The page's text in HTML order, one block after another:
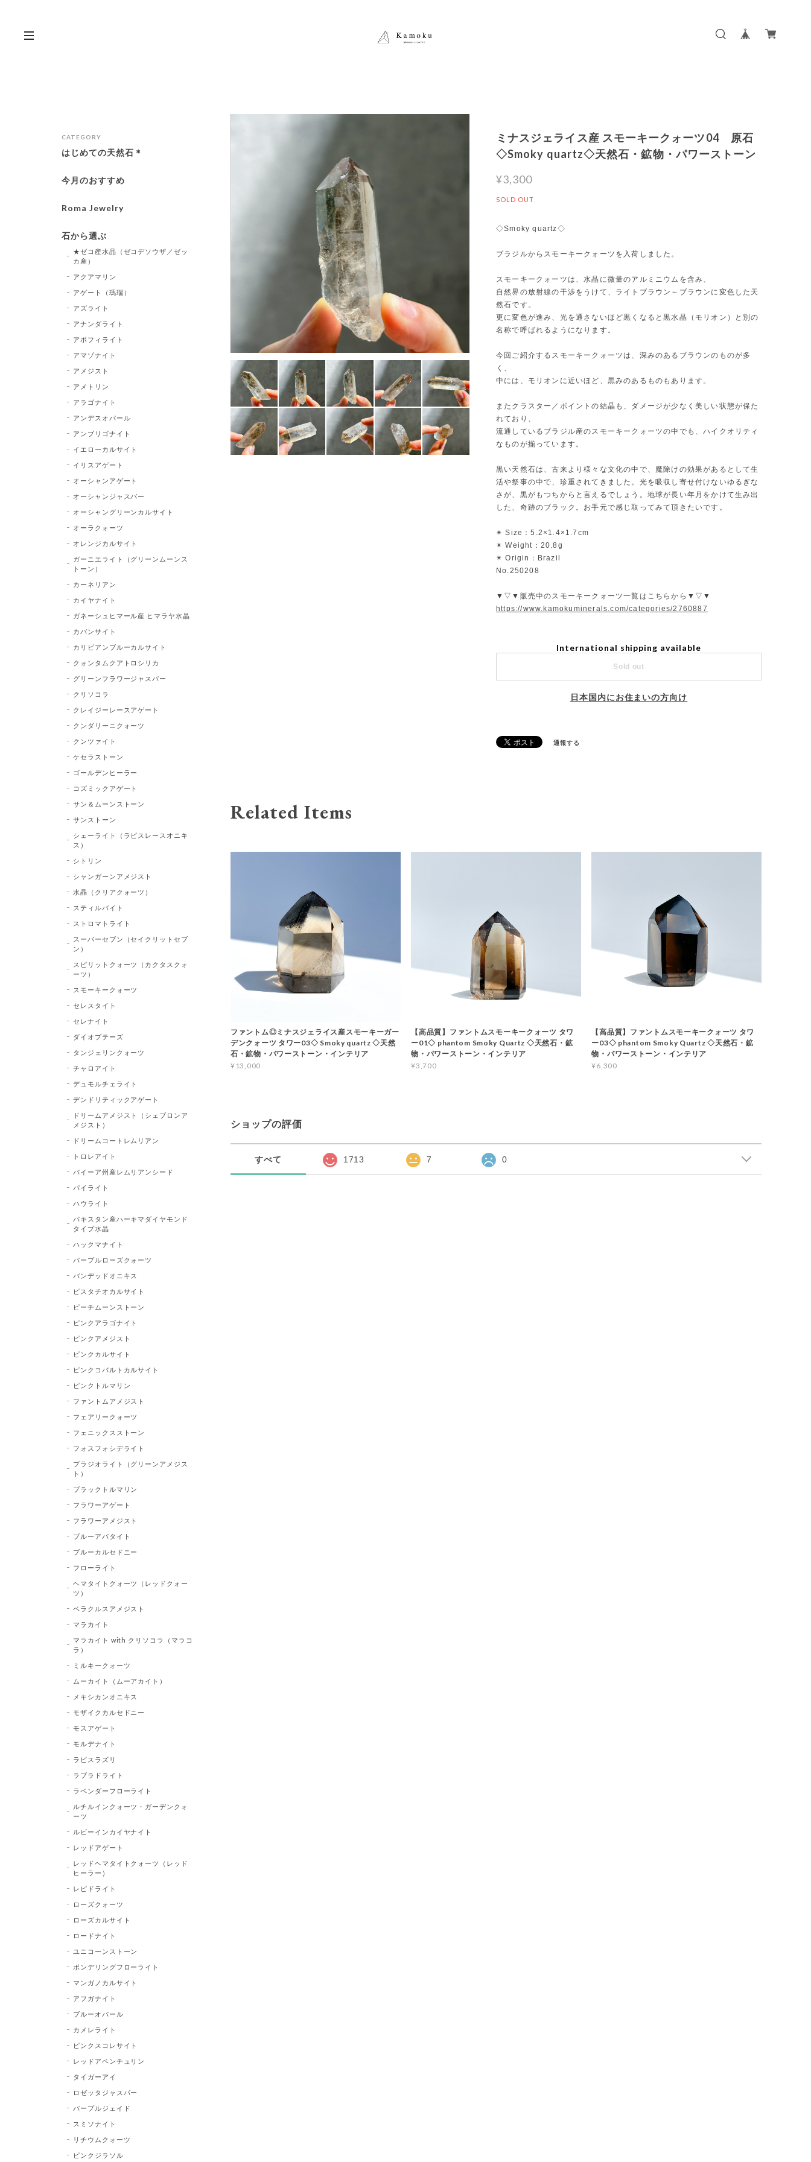
ミナスジェライス産 スモーキークォーツ04 原石
◇Smoky quartz◇天然石・鉱物・パワーストーン
¥3,300
SOLD OUT
◇Smoky quartz◇
ブラジルからスモーキークォーツを入荷しました。
スモーキークォーツは、水晶に微量のアルミニウムを含み、
自然界の放射線の干渉をうけて、ライトブラウン～ブラウンに変色した天
然石です。
更に変色が進み、光を通さないほど黒くなると黒水晶（モリオン）と別の
名称で呼ばれるようになります。
今回ご紹介するスモーキークォーツは、深みのあるブラウンのものが多
く、
中には、モリオンに近いほど、黒みのあるものもあります。
またクラスター／ポイントの結晶も、ダメージが少なく美しい状態が保た
れており、
流通しているブラジル産のスモーキークォーツの中でも、ハイクオリティ
なものが揃っています。
黒い天然石は、古来より様々な文化の中で、魔除けの効果があるとして生
活や祭事の中で、珍重されてきました。光を吸収し寄せ付けないゆるぎな
さが、黒がもつちからと言えるでしょう。地球が長い年月をかけて生み出
した、奇跡のブラック。お手元で感じ取ってみて頂きたいです。
✴︎ Size：5.2×1.4×1.7cm
✴︎ Weight：20.8g
✴︎ Origin：Brazil
No.250208
▼▽▼販売中のスモーキークォーツ一覧はこちらから▼▽▼
https://www.kamokuminerals.com/categories/2760887
International shipping available
Sold out
日本国内にお住まいの方向け
通報する
Related Items
ファントム◎ミナスジェライス産スモーキーガー
デンクォーツ タワー03◇ Smoky quartz ◇天然
石・鉱物・パワーストーン・インテリア
¥13,000
【高品質】ファントムスモーキークォーツ タワ
ー01◇ phantom Smoky Quartz ◇天然石・鉱
物・パワーストーン・インテリア
¥3,700
【高品質】ファントムスモーキークォーツ タワ
ー03◇ phantom Smoky Quartz ◇天然石・鉱
物・パワーストーン・インテリア
¥6,300
ショップの評価
すべて 1713 7 0
CATEGORY
はじめての天然石＊
今月のおすすめ
Roma Jewelry
石から選ぶ
★ゼコ産水晶（ゼコデソウザ／ゼッ
カ産）
アクアマリン
アゲート（瑪瑙）
アズライト
アナンダライト
アポフィライト
アマゾナイト
アメジスト
アメトリン
アラゴナイト
アンデスオパール
アンブリゴナイト
イエローカルサイト
イリスアゲート
オーシャンアゲート
オーシャンジャスパー
オーシャングリーンカルサイト
オーラクォーツ
オレンジカルサイト
ガーニエライト（グリーンムーンス
トーン）
カーネリアン
カイヤナイト
ガネーシュヒマール産 ヒマラヤ水晶
カバンサイト
カリビアンブルーカルサイト
クォンタムクアトロシリカ
グリーンフラワージャスパー
クリソコラ
クレイジーレースアゲート
クンダリーニクォーツ
クンツァイト
ケセラストーン
ゴールデンヒーラー
コズミックアゲート
サン＆ムーンストーン
サンストーン
シェーライト（ラピスレースオニキ
ス）
シトリン
シャンガーンアメジスト
水晶（クリアクォーツ）
スティルバイト
ストロマトライト
スーパーセブン（セイクリットセブ
ン）
スピリットクォーツ（カクタスクォ
ーツ）
スモーキークォーツ
セレスタイト
セレナイト
ダイオプテーズ
タンジェリンクォーツ
チャロアイト
デュモルチェライト
デンドリティックアゲート
ドリームアメジスト（シェブロンア
メジスト）
ドリームコートレムリアン
トロレアイト
バイーア州産レムリアンシード
パイライト
ハウライト
パキスタン産ハーキマダイヤモンド
タイプ水晶
ハックマナイト
パープルローズクォーツ
バンデッドオニキス
ピスタチオカルサイト
ピーチムーンストーン
ピンクアラゴナイト
ピンクアメジスト
ピンクカルサイト
ピンクコバルトカルサイト
ピンクトルマリン
ファントムアメジスト
フェアリークォーツ
フェニックスストーン
フォスフォシデライト
プラジオライト（グリーンアメジス
ト）
ブラックトルマリン
フラワーアゲート
フラワーアメジスト
ブルーアパタイト
ブルーカルセドニー
フローライト
ヘマタイトクォーツ（レッドクォー
ツ）
ベラクルスアメジスト
マラカイト
マラカイト with クリソコラ（マラコ
ラ）
ミルキークォーツ
ムーカイト（ムーアカイト）
メキシカンオニキス
モザイクカルセドニー
モスアゲート
モルデナイト
ラピスラズリ
ラブラドライト
ラベンダーフローライト
ルチルインクォーツ・ガーデンクォ
ーツ
ルビーインカイヤナイト
レッドアゲート
レッドヘマタイトクォーツ（レッド
ヒーラー）
レピドライト
ローズクォーツ
ローズカルサイト
ロードナイト
ユニコーンストーン
ポンデリングフローライト
マンガノカルサイト
アフガナイト
ブルーオパール
カメレライト
ピンクスコレサイト
レッドアベンチュリン
タイガーアイ
ロゼッタジャスパー
パープルジェイド
スミソナイト
リチウムクォーツ
ピンクジラソル